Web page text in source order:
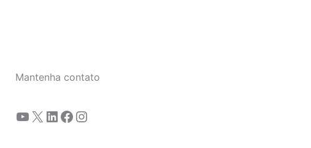
Mantenha contato
YouTube X LinkedIn Facebook Instagram